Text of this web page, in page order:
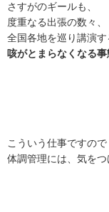
さすがのギールも、
度重なる出張の数々、
全国各地を巡り講演
咳がとまらなくなる事
こういう仕事ですので
体調管理には、気をつ